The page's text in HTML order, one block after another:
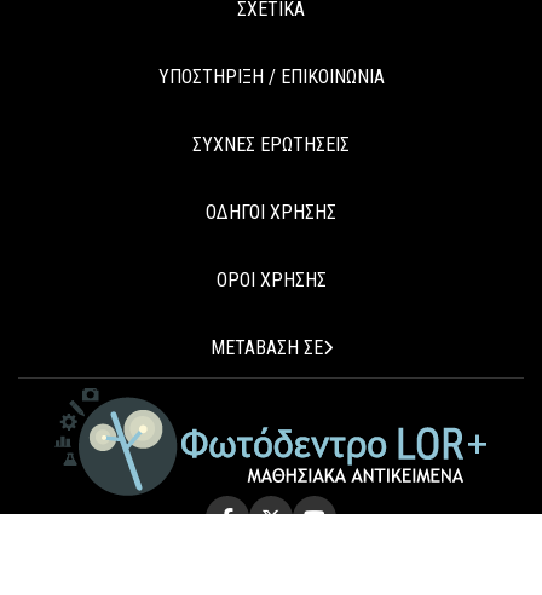
ΣΧΕΤΙΚΑ
ΥΠΟΣΤΗΡΙΞΗ / ΕΠΙΚΟΙΝΩΝΙΑ
ΣΥΧΝΕΣ ΕΡΩΤΗΣΕΙΣ
ΟΔΗΓΟΙ ΧΡΗΣΗΣ
ΟΡΟΙ ΧΡΗΣΗΣ
ΜΕΤΑΒΑΣΗ ΣΕ